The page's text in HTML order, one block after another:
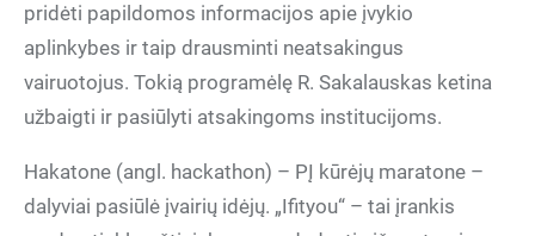
pridėti papildomos informacijos apie įvykio
aplinkybes ir taip drausminti neatsakingus
vairuotojus. Tokią programėlę R. Sakalauskas ketina
užbaigti ir pasiūlyti atsakingoms institucijoms.
Hakatone (angl. hackathon) – PĮ kūrėjų maratone –
dalyviai pasiūlė įvairių idėjų. „Ifityou“ – tai įrankis